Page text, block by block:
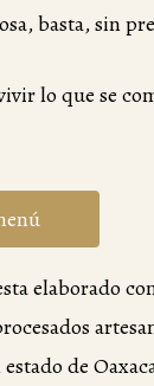
basta, sin
lo que se
elaborado
de